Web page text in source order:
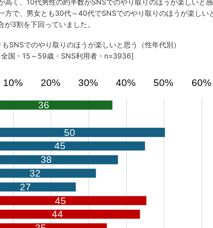
高く、10代男性の約半数がSNSでのやり取りのほうが楽しいと感
方で、男女とも30代～40代でSNSでのやり取りのほうが楽しい
3割を下回っていました。
SNSでのやり取りのほうが楽しいと思う（性年代別）
国・15～59歳・SNS利用者・n=3936]